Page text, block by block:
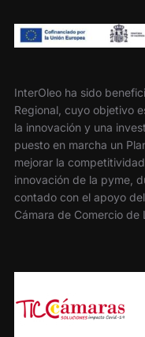
InterOleo ha sido
Regional, cuyo objetivo
la innovación y una
puesto en marcha un
mejorar la
innovación de la pyme,
contado con el apoyo
Cámara de Comercio de